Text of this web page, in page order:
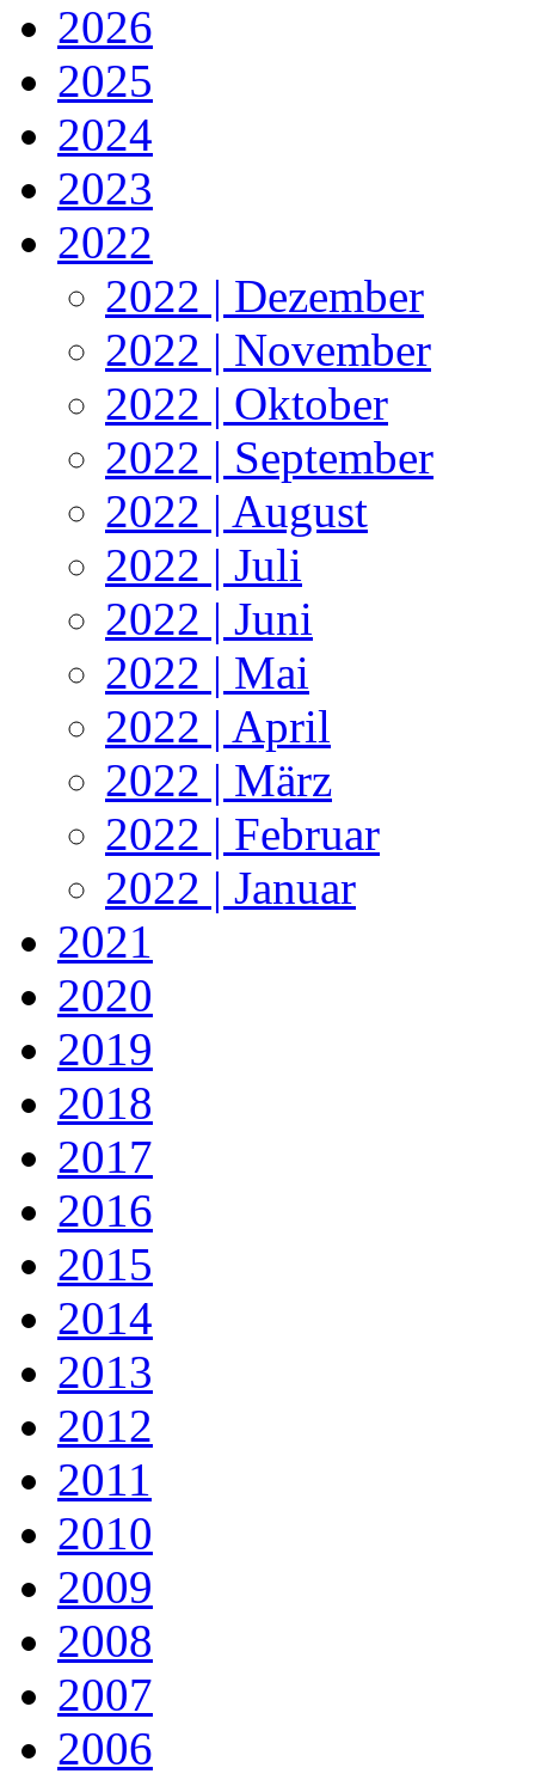
2026
2025
2024
2023
2022
2022 | Dezember
2022 | November
2022 | Oktober
2022 | September
2022 | August
2022 | Juli
2022 | Juni
2022 | Mai
2022 | April
2022 | März
2022 | Februar
2022 | Januar
2021
2020
2019
2018
2017
2016
2015
2014
2013
2012
2011
2010
2009
2008
2007
2006